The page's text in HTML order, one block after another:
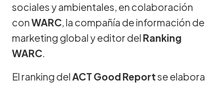
sociales y ambientales, en colaboración
conWARC, la compañía de información de
marketing global y editor del Ranking
WARC.
El ranking del ACT Good Reportse elabora